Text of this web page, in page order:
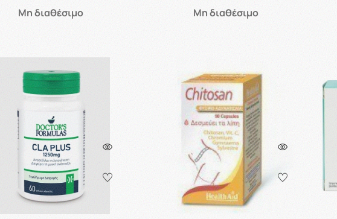
Μη διαθέσιμο Μη διαθέσιμο